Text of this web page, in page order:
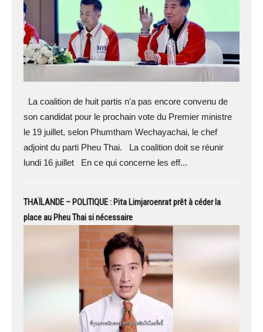
La coalition de huit partis n'a pas encore convenu de
son candidat pour le prochain vote du Premier ministre
le 19 juillet, selon Phumtham Wechayachai, le chef
adjoint du parti Pheu Thai. La coalition doit se réunir
lundi 16 juillet En ce qui concerne les eff...
THAÏLANDE – POLITIQUE : Pita Limjaroenrat prêt à céder la
place au Pheu Thai si nécessaire